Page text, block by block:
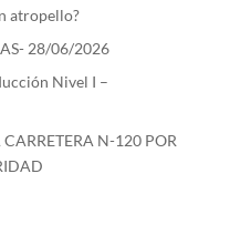
atropello?
28/06/2026
Nivel I –
N-120 POR